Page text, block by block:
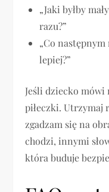
„Jaki byłby
razu?”
„Co następnym
lepiej?”
Jeśli dziecko
piłeczki. Utrzymaj
zgadzam się na
chodzi, innymi
która buduje